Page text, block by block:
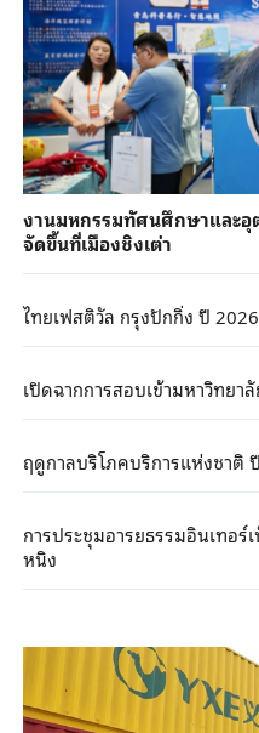
งานมหกรรมทัศนศึกษาและอุ
จัดขึ้นที่เมืองชิงเต่า
ไทยเฟสติวัล กรุงปักกิ่ง ปี 2026
เปิดฉากการสอบเข้ามหาวิทยา
ฤดูกาลบริโภคบริการแห่งชาติ
การประชุมอารยธรรมอินเทอ
หนิง